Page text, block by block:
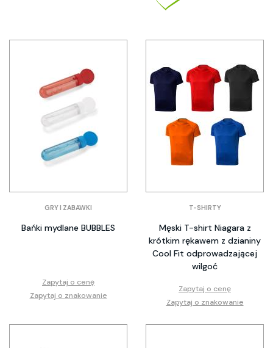
GRY I ZABAWKI
Bańki mydlane BUBBLES
Zapytaj o cenę
Zapytaj o znakowanie
T-SHIRTY
Męski T-shirt Niagara z
krótkim rękawem z dzianiny
Cool Fit odprowadzającej
wilgoć
Zapytaj o cenę
Zapytaj o znakowanie